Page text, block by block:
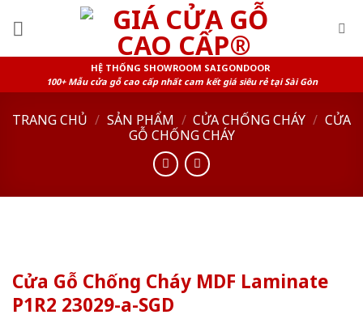
HỆ THỐNG SHOWROOM SAIGONDOOR
100+ Mẫu cửa gỗ cao cấp nhất cam kết giá siêu rẻ tại Sài Gòn
TRANG CHỦ / SẢN PHẨM / CỬA CHỐNG CHÁY / CỬA
GỖ CHỐNG CHÁY
Cửa Gỗ Chống Cháy MDF Laminate
P1R2 23029-a-SGD